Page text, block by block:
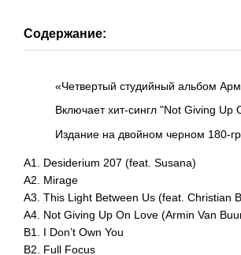
Содержание:
«Четвертый студийный альбом
Включает хит-сингл "Not Giving
Издание на двойном черном 180-
A1. Desiderium 207 (feat. Susana)
A2. Mirage
A3. This Light Between Us (feat. Christian
A4. Not Giving Up On Love (Armin Van
B1. I Don’t Own You
B2. Full Focus